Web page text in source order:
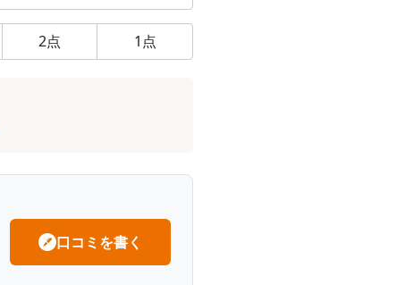
2点 1 点
口コミを書く